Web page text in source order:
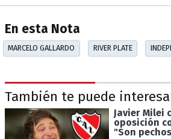
En esta Nota
MARCELO GALLARDO RIVER PLATE
También te puede
Javier Milei
oposición
"Son